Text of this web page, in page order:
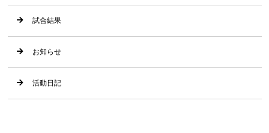
試合結果
お知らせ
活動日記